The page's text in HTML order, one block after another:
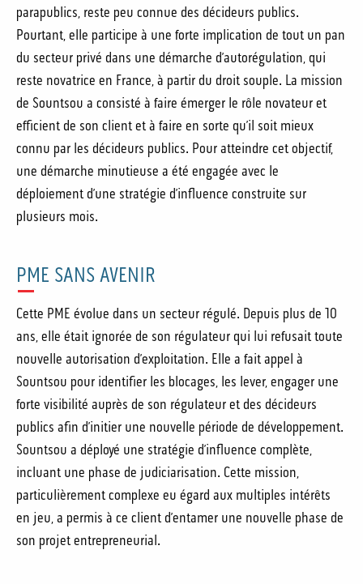
parapublics, reste peu connue des décideurs publics.
Pourtant, elle participe à une forte implication de tout un pan
du secteur privé dans une démarche d’autorégulation, qui
reste novatrice en France, à partir du droit souple. La mission
de Sountsou a consisté à faire émerger le rôle novateur et
efficient de son client et à faire en sorte qu’il soit mieux
connu par les décideurs publics. Pour atteindre cet objectif,
une démarche minutieuse a été engagée avec le
déploiement d’une stratégie d’influence construite sur
plusieurs mois.
PME SANS AVENIR
Cette PME évolue dans un secteur régulé. Depuis plus de 10
ans, elle était ignorée de son régulateur qui lui refusait toute
nouvelle autorisation d’exploitation. Elle a fait appel à
Sountsou pour identifier les blocages, les lever, engager une
forte visibilité auprès de son régulateur et des décideurs
publics afin d’initier une nouvelle période de développement.
Sountsou a déployé une stratégie d’influence complète,
incluant une phase de judiciarisation. Cette mission,
particulièrement complexe eu égard aux multiples intérêts
en jeu, a permis à ce client d’entamer une nouvelle phase de
son projet entrepreneurial.